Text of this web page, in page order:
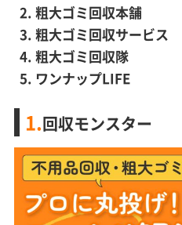
粗大ゴミ回収本舗
粗大ゴミ回収サービス
粗大ゴミ回収隊
ワンナップLIFE
1.回収モンスター